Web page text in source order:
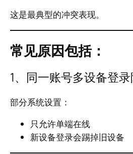
这是最典型的冲突表现。
常见原因包括：
1、同一账号多设备登
部分系统设置：
只允许单端在线
新设备登录会踢掉旧设备